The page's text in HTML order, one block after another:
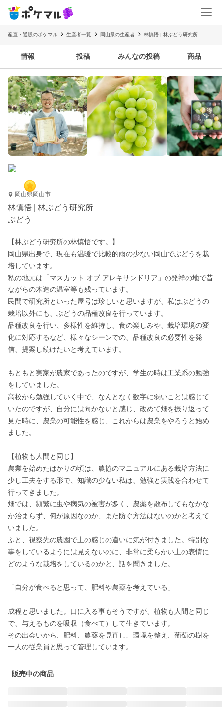
産直・通販のポケマル 生産者一覧 岡山県の生産者 林慎悟 | 林ぶどう研究所
情報 投稿 みんなの投稿 商品
岡山県岡山市
林慎悟 | 林ぶどう研究所
ぶどう
【林ぶどう研究所の林慎悟です。】
岡山県出身で、現在も温暖で比較的雨の少ない岡山でぶどうを栽
培しています。
私の地元は「マスカット オブ アレキサンドリア」の発祥の地で昔
ながらの木造の温室等も残っています。
民間で研究所といった屋号は珍しいと思いますが、私はぶどうの
栽培以外にも、ぶどうの品種改良を行っています。
品種改良を行い、多様性を維持し、食の楽しみや、栽培環境の変
化に対応するなど、様々なシーンでの、品種改良の必要性を発
信、提案し続けたいと考えています。
もともと実家が農家であったのですが、学生の時は工業系の勉強
をしていました。
高校から勉強していく中で、なんとなく数字に弱いことは感じて
いたのですが、自分には向かないと感じ、改めて畑を振り返って
見た時に、農業の可能性を感じ、これからは農業をやろうと始め
ました。
【植物も人間と同じ】
農業を始めたばかりの頃は、農協のマニュアルにある栽培方法に
少し工夫をする形で、知識の少ない私は、勉強と実践を合わせて
行ってきました。
畑では、頻繁に虫や病気の被害が多く、農薬を散布してもなかな
か治まらず、何が原因なのか、また防ぐ方法はないのかと考えて
いました。
ふと、視察先の農園で土の感じの違いに気が付きました。特別な
事をしているようには見えないのに、非常に柔らかい土の表情に
どのような栽培をしているのかと、話を聞きました。
「自分が食べると思って、肥料や農薬を考えている」
成程と思いました。口に入る事もそうですが、植物も人間と同じ
で、与えるものを吸収（食べて）して生きています。
その出会いから、肥料、農薬を見直し、環境を整え、葡萄の樹を
一人の従業員と思って管理しています。
販売中の商品